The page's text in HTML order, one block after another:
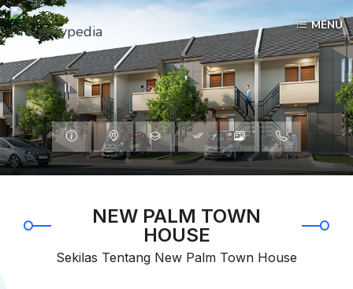
MENU
Informasi Lokasi Tipe SpesifiksaiGalleri HubungiKami
NEW PALM TOWN
HOUSE
Sekilas Tentang New Palm Town House